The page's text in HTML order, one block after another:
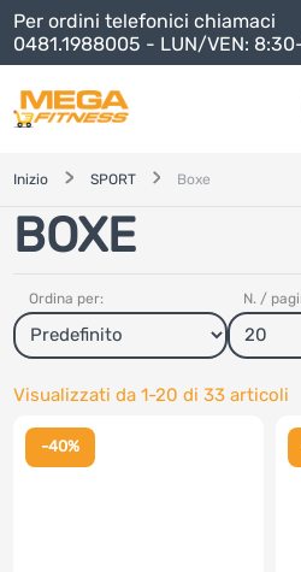
Per ordini telefonici chiamaci
0481.1988005 - LUN/VEN:
Accesso
Accedi
Hai dimenticato la password
Crea un account
Inizio SPORT Boxe
BOXE
Visualizzati da 1-20di 33articoli
Ordina per: N. /
-40%